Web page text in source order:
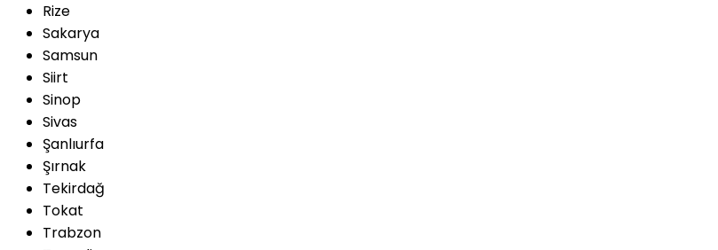
Rize
Sakarya
Samsun
Siirt
Sinop
Sivas
Şanlıurfa
Şırnak
Tekirdağ
Tokat
Trabzon